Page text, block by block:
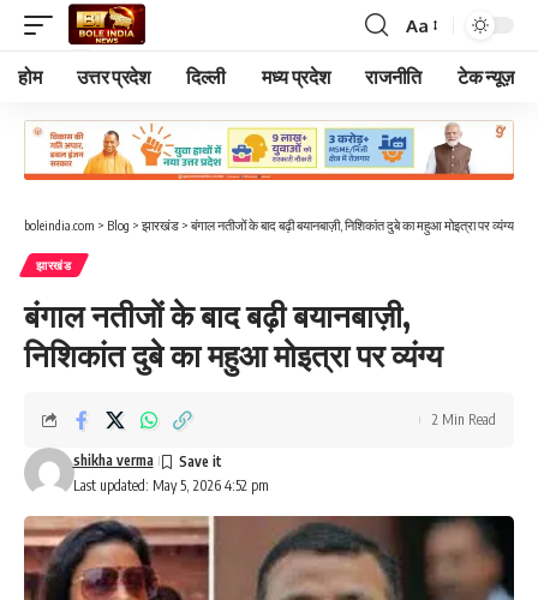
Font
Resizer
Aa
होम उत्तर प्रदेश दिल्ली मध्य प्रदेश राजनीति टेक न्यूज़
boleindia.com > Blog > झारखंड > बंगाल नतीजों के बाद बढ़ी बयानबाज़ी, निशिकांत दुबे का महुआ मोइत्रा पर व्यंग्य
झारखंड
बंगाल नतीजों के बाद बढ़ी बयानबाज़ी,
निशिकांत दुबे का महुआ मोइत्रा पर व्यंग्य
Last updated: May 5, 2026 4:52 pm
shikha verma
2 Min Read